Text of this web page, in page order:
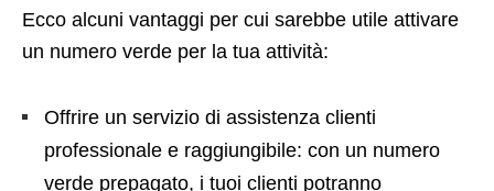
Ecco alcuni vantaggi per cui sarebbe utile attivare
un numero verde per la tua attività:
Offrire un servizio di assistenza clienti
professionale e raggiungibile: con un numero
verde prepagato, i tuoi clienti potranno